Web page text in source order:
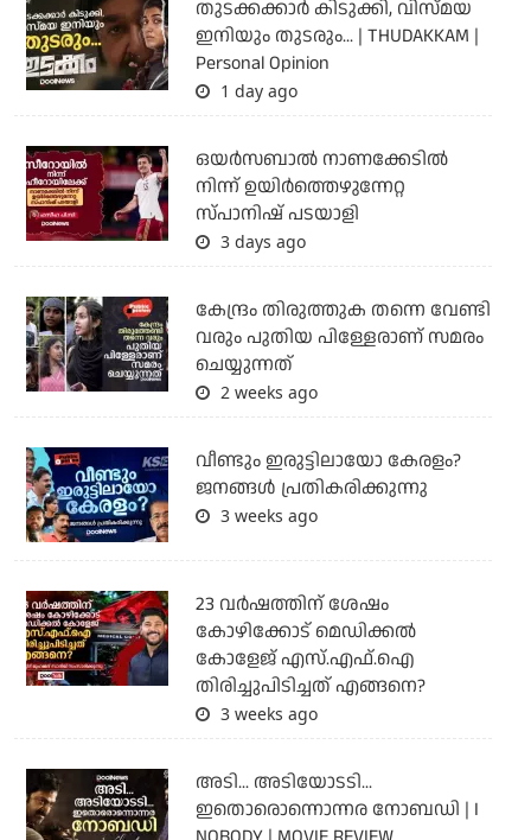
തുടക്കക്കാര്‍ കിടുക്കി, വിസ്മയ
ഇനിയും തുടരും... | THUDAKKAM |
Personal Opinion
1 day ago
ഒയര്‍സബാൽ നാണക്കേടിൽ
നിന്ന് ഉയിർത്തെഴുന്നേറ്റ
സ്പാനിഷ് പടയാളി
3 days ago
കേന്ദ്രം തിരുത്തുക തന്നെ വേണ്ടി
വരും പുതിയ പിള്ളേരാണ് സമരം
ചെയ്യുന്നത്
2 weeks ago
വീണ്ടും ഇരുട്ടിലായോ കേരളം?
ജനങ്ങൾ പ്രതികരിക്കുന്നു
3 weeks ago
23 വർഷത്തിന് ശേഷം
കോഴിക്കോട് മെഡിക്കൽ
കോളേജ് എസ്.എഫ്.ഐ
തിരിച്ചുപിടിച്ചത് എങ്ങനെ?
3 weeks ago
അടി... അടിയോടടി...
ഇതൊരൊന്നൊന്നര നോബഡി | I